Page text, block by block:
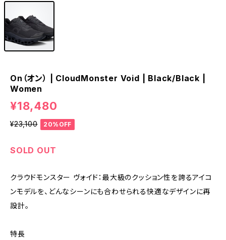
On（オン） | CloudMonster Void | Black/Black |
Women
¥18,480
¥23,100 20%OFF
SOLD OUT
クラウドモンスター ヴォイド：最大級の​​​​​​​クッション性を​​​​​​​誇る​​​​​​​アイコ
ンモデルを、​​​​​​​どんな​​​​​​​シーンにも​​​​​​​合わせられる​​​​​​​快適な​​​​​​​デザインに​​​​​​​再
設計。
特長